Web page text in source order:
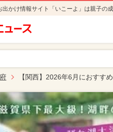
出かけ情報サイト「いこーよ」は親子の
【関西】2026年6月におすす